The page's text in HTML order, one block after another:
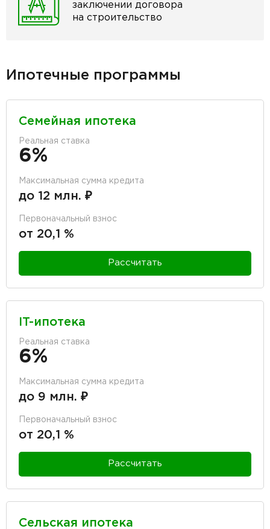
заключении договора
на строительство
Ипотечные программы
Семейная ипотека
Реальная ставка
6%
Максимальная сумма кредита
до 12 млн. ₽
Первоначальный взнос
от 20,1 %
Рассчитать
IT-ипотека
Реальная ставка
6%
Максимальная сумма кредита
до 9 млн. ₽
Первоначальный взнос
от 20,1 %
Рассчитать
Сельская ипотека